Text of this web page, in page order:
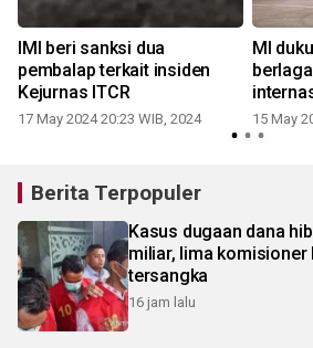
IMI beri sanksi dua
pembalap terkait insiden
Kejurnas ITCR
17 May 2024 20:23 WIB, 2024
MI
15 May
Berita Terpopuler
Kasus dugaan dana
miliar, lima komisioner
tersangka
16 jam lalu